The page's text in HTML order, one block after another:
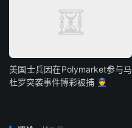
美国士兵因在Polymarket参与马
杜罗突袭事件博彩被捕 👮